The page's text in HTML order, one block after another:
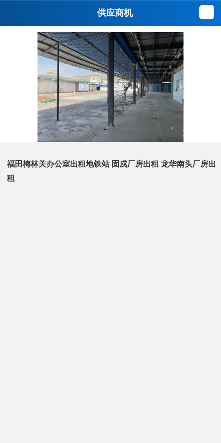
供应商机
福田梅林关办公室出租地铁站 固戍厂房出租 龙华南头厂房出
租